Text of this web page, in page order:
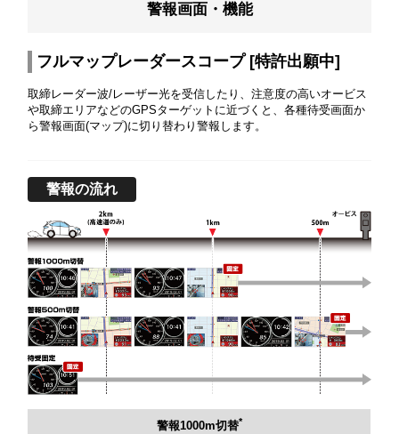
警報画面・機能
フルマップレーダースコープ [特許出願中]
取締レーダー波/レーザー光を受信したり、注意度の高いオービス
や取締エリアなどのGPSターゲットに近づくと、各種待受画面か
ら警報画面(マップ)に切り替わり警報します。
警報の流れ
警報1000m切替*